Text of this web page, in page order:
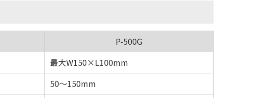
P-500G
最大W150×L100mm
50～150mm